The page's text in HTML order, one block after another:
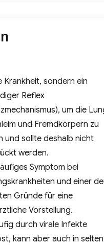
Krankheit, sondern ein
Reflex
um die
und Fremdkörpern zu
und sollte deshalb nicht
werden.
Symptom bei
und einer
Gründe für eine
Vorstellung.
durch virale Infekte
kann aber auch in